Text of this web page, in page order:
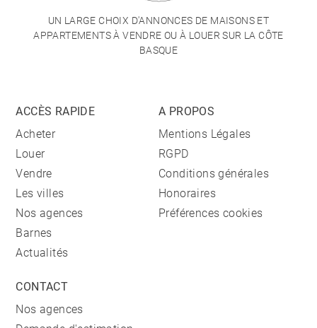
UN LARGE CHOIX D'ANNONCES DE MAISONS ET
APPARTEMENTS À VENDRE OU À LOUER SUR LA CÔTE
BASQUE
ACCÈS RAPIDE
Acheter
Louer
Vendre
Les villes
Nos agences
Barnes
Actualités
A PROPOS
Mentions Légales
RGPD
Conditions générales
Honoraires
Préférences cookies
CONTACT
Nos agences